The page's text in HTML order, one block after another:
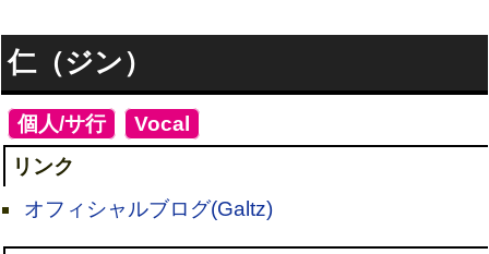
仁（ジン）
個人/サ行] Vocal
リンク
オフィシャルブログ(Galtz)